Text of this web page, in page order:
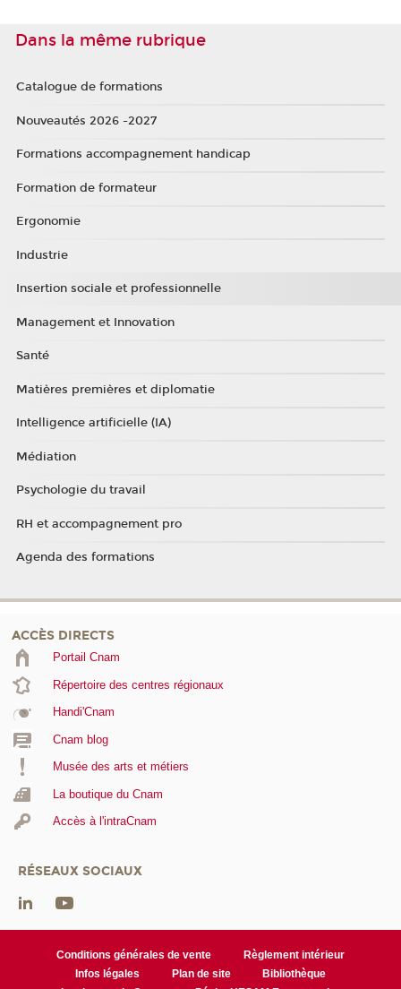
Dans la même rubrique
Catalogue de formations
Nouveautés 2026 -2027
Formations accompagnement handicap
Formation de formateur
Ergonomie
Industrie
Insertion sociale et professionnelle
Management et Innovation
Santé
Matières premières et diplomatie
Intelligence artificielle (IA)
Médiation
Psychologie du travail
RH et accompagnement pro
Agenda des formations
ACCÈS DIRECTS
Portail Cnam
Répertoire des centres régionaux
Handi'Cnam
Cnam blog
Musée des arts et métiers
La boutique du Cnam
Accès à l'intraCnam
RÉSEAUX SOCIAUX
Conditions générales de vente
Règlement intérieur
Infos légales
Plan de site
Bibliothèque